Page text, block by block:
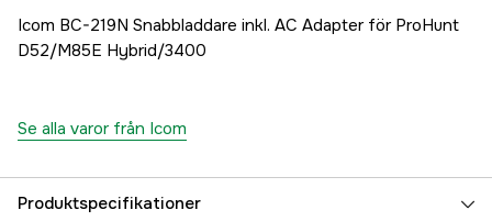
Icom BC-219N Snabbladdare inkl. AC Adapter för ProHunt
D52/M85E Hybrid/3400
Se alla varor från Icom
Produktspecifikationer